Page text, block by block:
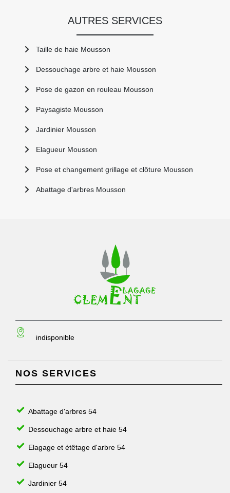
AUTRES SERVICES
Taille de haie Mousson
Dessouchage arbre et haie Mousson
Pose de gazon en rouleau Mousson
Paysagiste Mousson
Jardinier Mousson
Elagueur Mousson
Pose et changement grillage et clôture Mousson
Abattage d'arbres Mousson
indisponible
NOS SERVICES
Abattage d'arbres 54
Dessouchage arbre et haie 54
Elagage et étêtage d'arbre 54
Elagueur 54
Jardinier 54